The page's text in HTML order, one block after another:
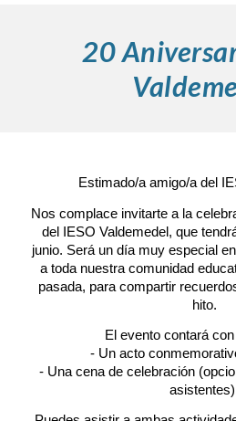
20
Estimado/a amigo/a del
Nos complace invitarte a la
del IESO Valdemedel, que
junio. Será un día muy especial
a toda nuestra comunidad
pasada, para compartir
hito.
El evento contará
- Un acto
- Una cena de celebración